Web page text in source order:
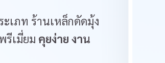
เภท ร้านเหล็กดัดมุ้ง
รีเมี่ยม คุยง่าย งาน